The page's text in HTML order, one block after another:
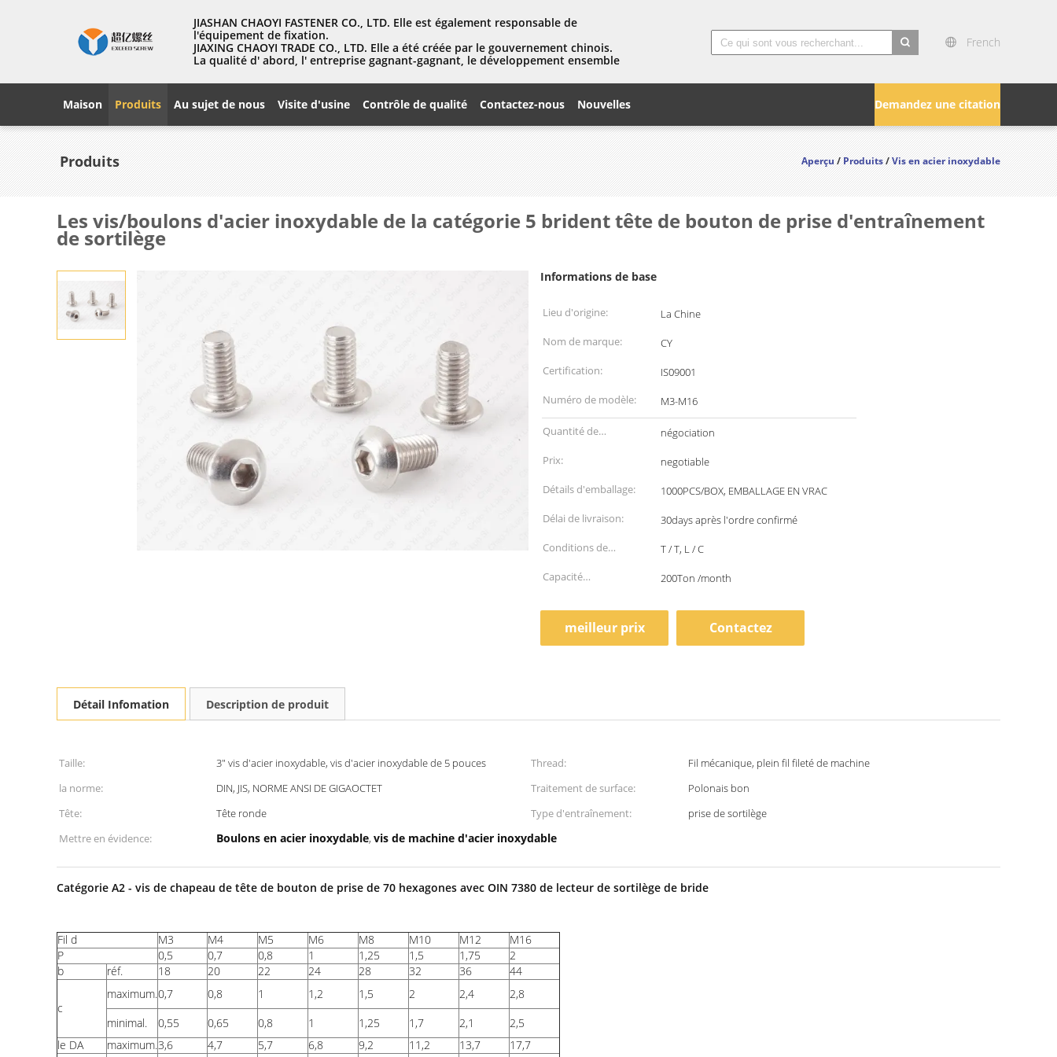
JIASHAN CHAOYI FASTENER CO., LTD. Elle est également responsable de
l'équipement de fixation.
JIAXING CHAOYI TRADE CO., LTD. Elle a été créée par le gouvernement chinois.
La qualité d' abord, l' entreprise gagnant-gagnant, le développement ensemble
French
Demandez une citation
Maison Produits Au sujet de nous Visite d'usine Contrôle de qualité Contactez-nous Nouvelles
Produits Aperçu/Produits/Vis en acier inoxydable
Les vis/boulons d'acier inoxydable de la catégorie 5 brident tête de bouton de prise d'entraînement
de sortilège
Informations de base
Lieu d'origine:
La Chine
Nom de marque:
CY
Certification:
IS09001
Numéro de modèle:
M3-M16
Quantité de
commande min:
négociation
Prix:
negotiable
Détails d'emballage:
1000PCS/BOX, EMBALLAGE EN VRAC
Délai de livraison:
30days après l'ordre confirmé
Conditions de
paiement:
T / T, L / C
Capacité
200Ton /month
meilleur prix Contactez
Détail Infomation Description de produit
Taille: 3" vis d'acier inoxydable, vis d'acier inoxydable de 5 pouces Thread:
Fil mécanique, plein fil fileté de machine
la norme:
DIN, JIS, NORME ANSI DE GIGAOCTET Traitement de surface:
Polonais bon
Tête:
Tête ronde Type d'entraînement:
prise de sortilège
Mettre en évidence:
Boulons en acier inoxydable, vis de machine d'acier inoxydable
Catégorie A2 - vis de chapeau de tête de bouton de prise de 70 hexagones avec OIN 7380 de lecteur de sortilège de bride
Fil d M3 M4 M5 M6 M8 M10 M12
M16
P
0,5 0,7 0,8 1 1,25 1,5 1,75
2
b
réf. 18 20 22 24 28 32 36 44
c
maximum.0,7 0,8 1 1,2 1,5 2 2,4
2,8
minimal.
0,55 0,65 0,8 1 1,25 1,7 2,1
2,5
le DA
maximum.3,6 4,7 5,7 6,8 9,2 11,2 13,7 17,7